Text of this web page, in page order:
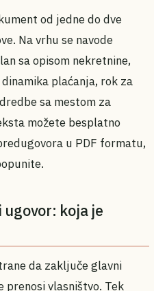
od jedne do dve
Na vrhu se navode
sa opisom nekretnine,
plaćanja, rok za
sa mestom za
možete besplatno
u PDF formatu,
koja je
da zaključe glavni
prenosi vlasništvo. Tek